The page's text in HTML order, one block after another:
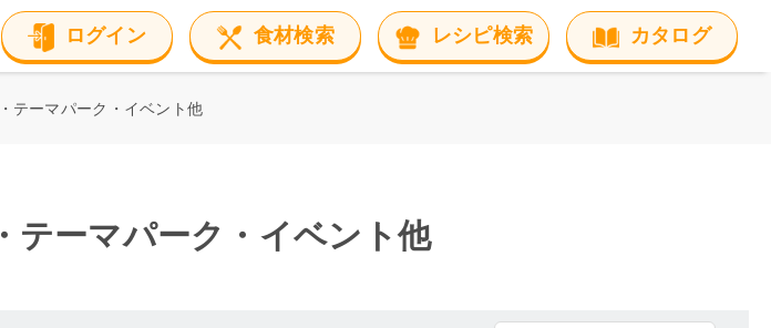
ログイン 食材検索 レシピ検索 カタログ
テーマパーク・イベント他
テーマパーク・イベント他